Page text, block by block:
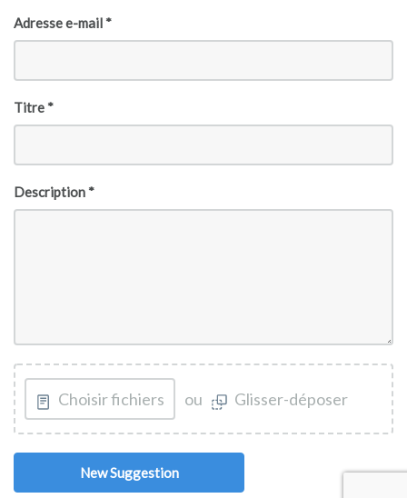
Adresse e-mail *
Titre *
Description *
Choisir fichiers ou Glisser-déposer
New Suggestion